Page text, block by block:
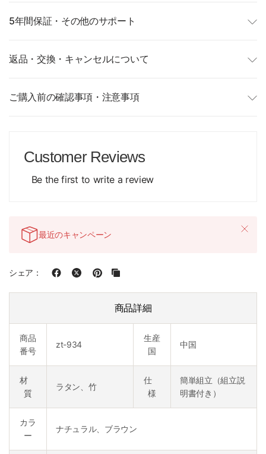
5年間保証・その他のサポート
返品・交換・キャンセルについて
ご購入前の確認事項・注意事項
Customer Reviews
Be the first to write a review
最近のキャンペーン
シェア：
商品詳細
商品
番号
zt-934
生産
国
中国
材
質
ラタン、竹
仕
様
簡単組立（組立説
明書付き）
カラ
ー
ナチュラル、ブラウン